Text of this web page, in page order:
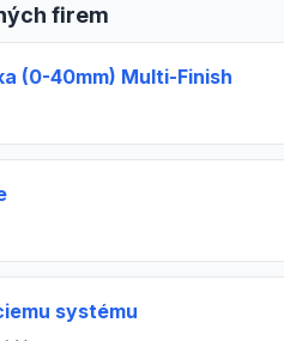
firem
(0-40mm) Multi-Finish
systému